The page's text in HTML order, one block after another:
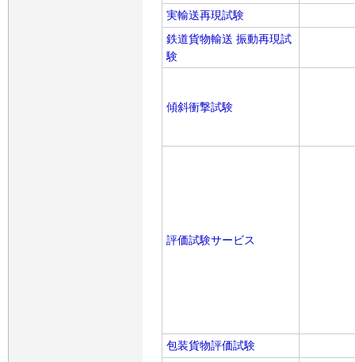
実輸送再現試験
鉄道貨物輸送 振動再現試
験
傾斜衝撃試験
評価試験サービス
包装貨物評価試験